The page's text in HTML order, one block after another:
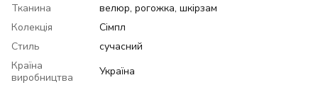
Тканина
велюр, рогожка, шкірзам
Колекція
Сімпл
Стиль
сучасний
Країна
виробництва
Україна